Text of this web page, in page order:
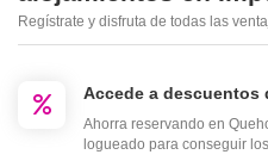
Regístrate y disfruta de todas las
Accede a descuentos
Ahorra reservando en
logueado para conseguir